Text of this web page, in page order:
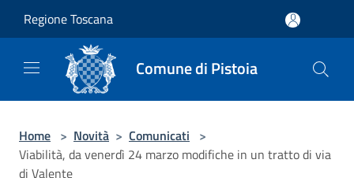
Regione Toscana
Comune di Pistoia
Home > Novità > Comunicati >
Viabilità, da venerdì 24 marzo modifiche in un tratto di via
di Valente